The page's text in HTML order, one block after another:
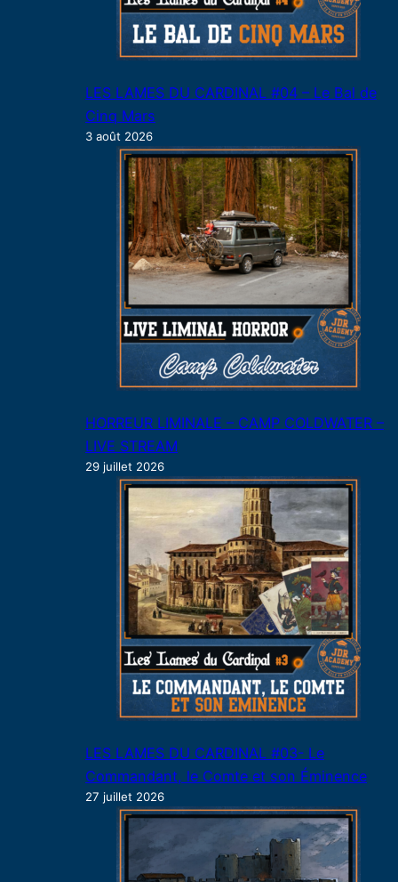
LES LAMES DU CARDINAL #04 – Le Bal de
Cinq Mars
3 août 2026
HORREUR LIMINALE – CAMP COLDWATER –
LIVE STREAM
29 juillet 2026
LES LAMES DU CARDINAL #03- Le
Commandant, le Comte et son Éminence
27 juillet 2026